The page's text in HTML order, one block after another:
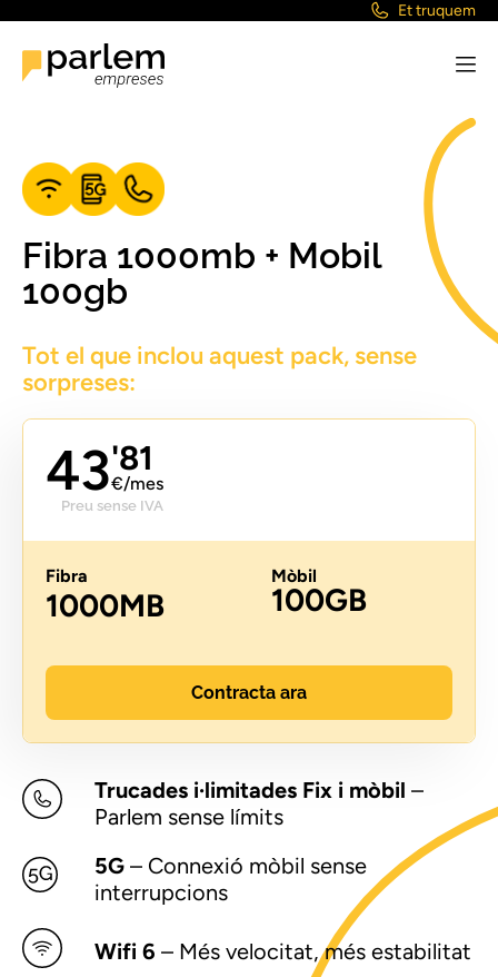
Et truquem
Fibra 1000mb + Mobil
100gb
Tot el que inclou aquest pack, sense
sorpreses:
43'81
€/mes
Preu sense IVA
Fibra
1000MB
Mòbil
100GB
Contracta ara
Trucades i·limitades Fix i mòbil–
Parlem sense límits
5G – Connexió mòbil sense
interrupcions
Wifi 6 – Més velocitat, més estabilitat